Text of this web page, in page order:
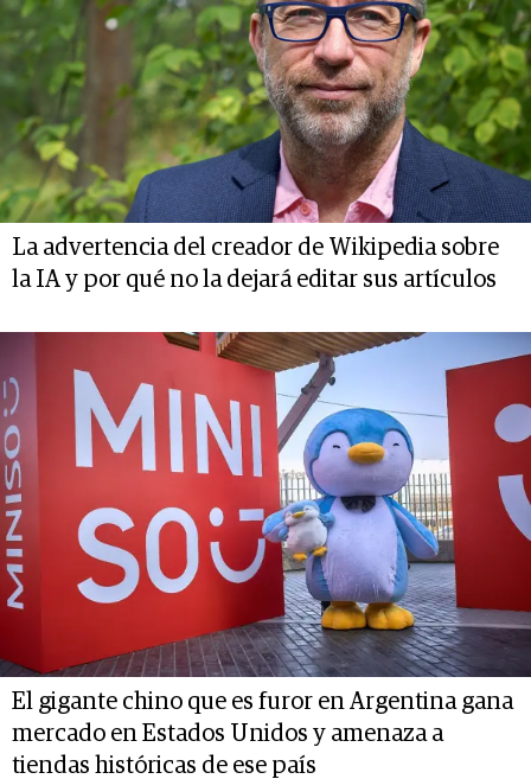
La advertencia del creador de Wikipedia sobre
la IA y por qué no la dejará editar sus artículos
El gigante chino que es furor en Argentina gana
mercado en Estados Unidos y amenaza a
tiendas históricas de ese país